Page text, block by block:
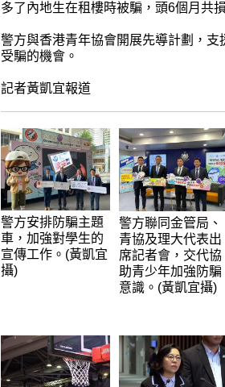
多了內地生在租樓時被騙，頭6個月共
警方與香港青年協會開展先導計劃，
受騙的機會。
記者黃凱宜報道
警方安排防騙主題
車，加強對學生的
宣傳工作。(黃凱宜
攝)
警方聯同金管局、
青協及理大代表出
席記者會，交代協
助青少年加強防騙
意識。(黃凱宜攝)